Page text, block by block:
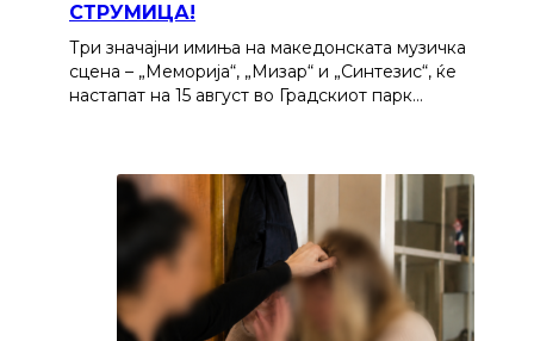
СТРУМИЦА!
Три значајни имиња на македонската музичка
сцена – „Меморија“, „Мизар“ и „Синтезис“, ќе
настапат на 15 август во Градскиот парк…